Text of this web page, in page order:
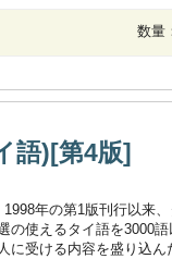
数量
語)[第4版]
年の第1版刊行以来
の使えるタイ語を3000
受ける内容を盛り込ん